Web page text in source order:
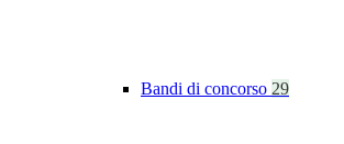
Bandi di concorso 29